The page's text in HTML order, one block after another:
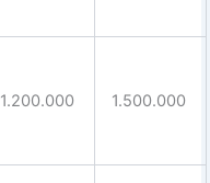
1.200.000 1.500.000